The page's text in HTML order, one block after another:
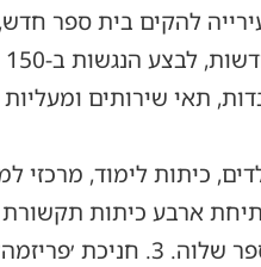
להקים בית ספר חדש,
תאי שירותים
בשם ׳מסע׳ בדרום העיר. 2. מרכז 'שלוה'- פתיחת ארבע
הרצף האוטיסטי העולים לכיתה א', ובכך יוקם בית ספר חינוך מיוחד חדש